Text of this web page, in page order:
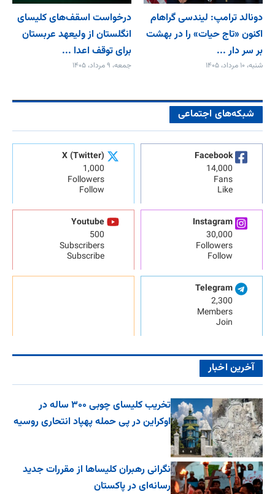
دونالد ترامپ: لیندسی گراهام
اکنون «تاج حیات» را در بهشت
بر سر دار ...
شنبه، ۱۰ مرداد، ۱۴۰۵
درخواست اسقف‌های کلیسای
انگلستان از ولیعهد عربستان
برای توقف اعدا ...
جمعه، ۹ مرداد، ۱۴۰۵
شبکه‌های اجتماعی
Facebook
14,000
Fans
Like
X (Twitter)
1,000
Followers
Follow
Instagram
30,000
Followers
Follow
Youtube
500
Subscribers
Subscribe
Telegram
2,300
Members
Join
آخرین اخبار
تخریب کلیسای چوبی ۳۰۰ ساله در
اوکراین در پی حمله پهپاد انتحاری روسیه
نگرانی رهبران کلیساها از مقررات جدید
رسانه‌ای در پاکستان